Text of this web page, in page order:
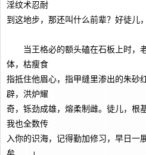
淫纹术忍耐
到这地步，那还叫什么前辈？好徒儿
当王格必的额头磕在石板上时，
体，枯瘦食
指抵住他眉心，指甲缝里渗出的朱砂
辟，洪炉耀
奇，铄劲成雄，熔柔制雌。徒儿，根
我也全数传
入你的识海，记得勤加修习，早日一